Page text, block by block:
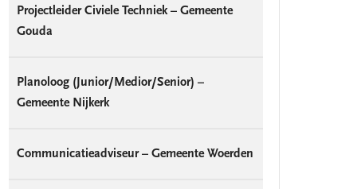
Projectleider Civiele Techniek – Gemeente
Gouda
Planoloog (Junior/Medior/Senior) –
Gemeente Nijkerk
Communicatieadviseur – Gemeente Woerden